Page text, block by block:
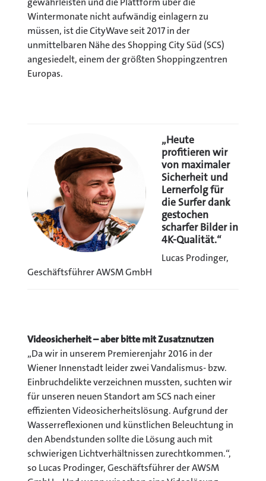
Wintermonate nicht aufwändig einlagern zu
müssen, ist die CityWave seit 2017 in der
unmittelbaren Nähe des Shopping City Süd (SCS)
angesiedelt, einem der größten Shoppingzentren
Europas.
„Heute
profitieren wir
von maximaler
Sicherheit und
Lernerfolg für
die Surfer dank
gestochen
scharfer Bilder in
4K-Qualität.“
Lucas Prodinger,
Geschäftsführer AWSM GmbH
Videosicherheit – aber bitte mit Zusatznutzen
„Da wir in unserem Premierenjahr 2016 in der
Wiener Innenstadt leider zwei Vandalismus- bzw.
Einbruchdelikte verzeichnen mussten, suchten wir
für unseren neuen Standort am SCS nach einer
effizienten Videosicherheitslösung. Aufgrund der
Wasserreflexionen und künstlichen Beleuchtung in
den Abendstunden sollte die Lösung auch mit
schwierigen Lichtverhältnissen zurechtkommen.“,
so Lucas Prodinger, Geschäftsführer der AWSM